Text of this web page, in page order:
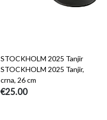
STOCKHOLM 2025 Tanjir
STOCKHOLM 2025 Tanjir,
crna, 26 cm
€25.00